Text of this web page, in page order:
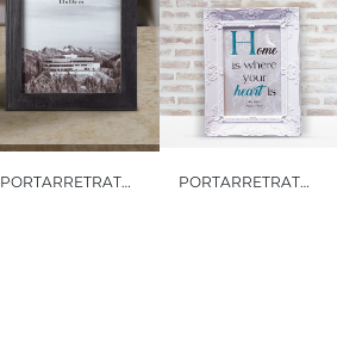
PORTARRETRATOS ROMA 5X7" PORTARRETRATOS VERSALLES 4X6"